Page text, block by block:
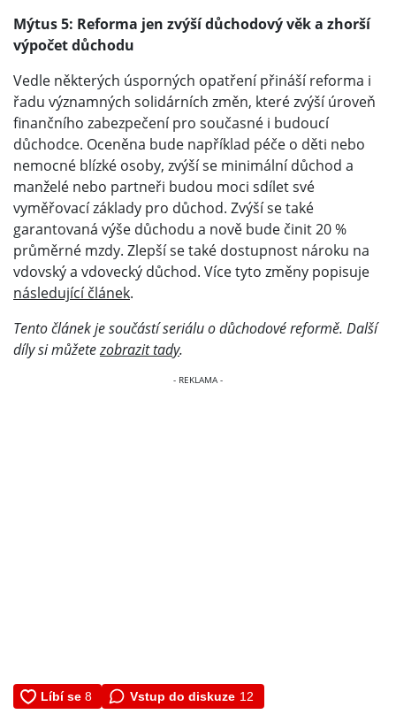
Mýtus 5: Reforma jen zvýší důchodový věk a zhorší
výpočet důchodu
Vedle některých úsporných opatření přináší reforma i
řadu významných solidárních změn, které zvýší úroveň
finančního zabezpečení pro současné i budoucí
důchodce. Oceněna bude například péče o děti nebo
nemocné blízké osoby, zvýší se minimální důchod a
manželé nebo partneři budou moci sdílet své
vyměřovací základy pro důchod. Zvýší se také
garantovaná výše důchodu a nově bude činit 20 %
průměrné mzdy. Zlepší se také dostupnost nároku na
vdovský a vdovecký důchod. Více tyto změny popisuje
následující článek.
Tento článek je součástí seriálu o důchodové reformě. Další
díly si můžetezobrazit tady.
Vstup do diskuze 12